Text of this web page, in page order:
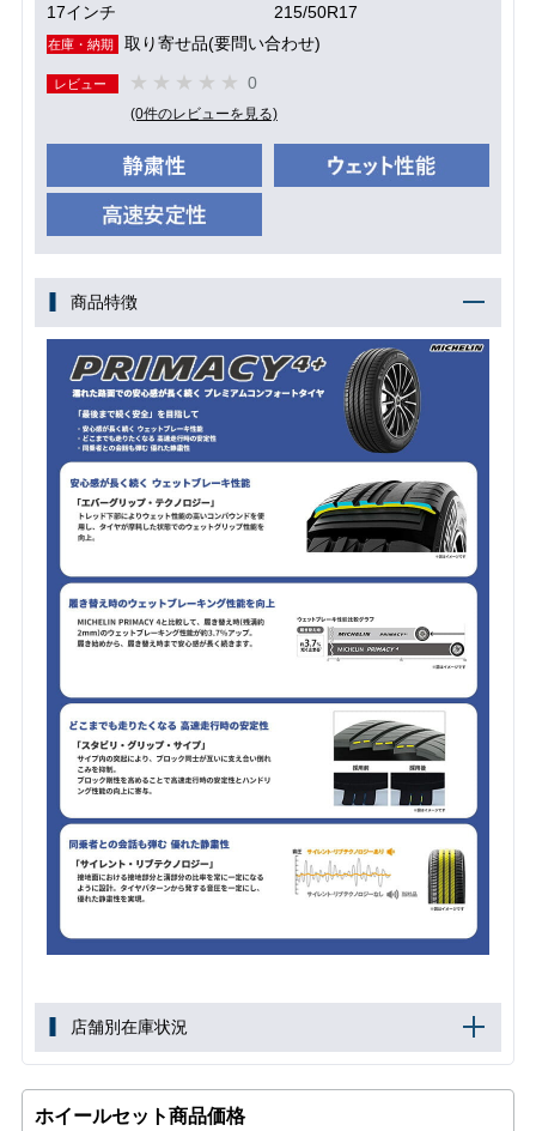
17インチ 215/50R17
在庫・納期 取り寄せ品(要問い合わせ)
レビュー 0
(0件のレビューを見る)
商品特徴
店舗別在庫状況
ホイールセット商品価格